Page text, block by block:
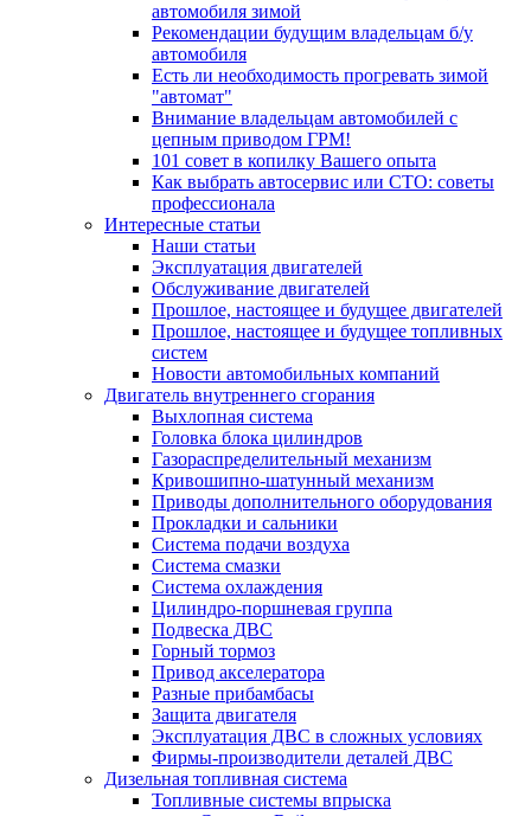
автомобиля зимой
Рекомендации будущим владельцам б/у
автомобиля
Есть ли необходимость прогревать зимой
"автомат"
Внимание владельцам автомобилей с
цепным приводом ГРМ!
101 совет в копилку Вашего опыта
Как выбрать автосервис или СТО: советы
профессионала
Интересные статьи
Наши статьи
Эксплуатация двигателей
Обслуживание двигателей
Прошлое, настоящее и будущее двигателей
Прошлое, настоящее и будущее топливных
систем
Новости автомобильных компаний
Двигатель внутреннего сгорания
Выхлопная система
Головка блока цилиндров
Газораспределительный механизм
Кривошипно-шатунный механизм
Приводы дополнительного оборудования
Прокладки и сальники
Система подачи воздуха
Система смазки
Система охлаждения
Цилиндро-поршневая группа
Подвеска ДВС
Горный тормоз
Привод акселератора
Разные прибамбасы
Защита двигателя
Эксплуатация ДВС в сложных условиях
Фирмы-производители деталей ДВС
Дизельная топливная система
Топливные системы впрыска